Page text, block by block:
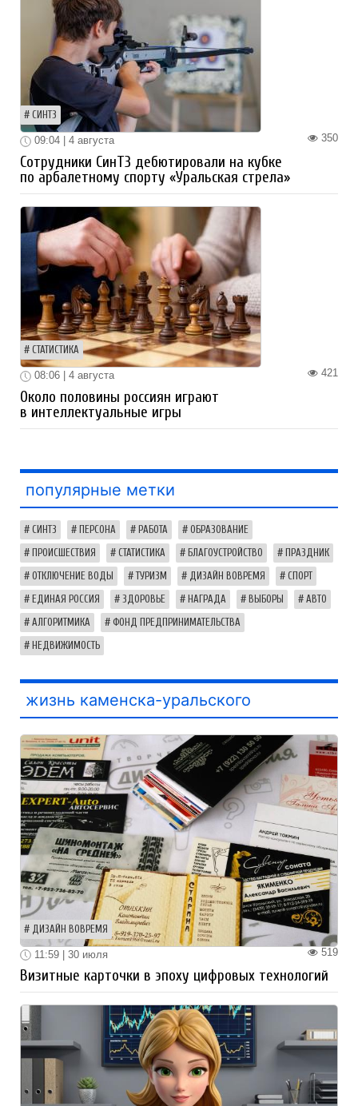
СИНТЗ
350
09:04 | 4 августа
Сотрудники СинТЗ дебютировали на кубке
по арбалетному спорту «Уральская стрела»
СТАТИСТИКА
421
08:06 | 4 августа
Около половины россиян играют
в интеллектуальные игры
популярные метки
СИНТЗ ПЕРСОНА РАБОТА ОБРАЗОВАНИЕ
ПРОИСШЕСТВИЯ СТАТИСТИКА БЛАГОУСТРОЙСТВО ПРАЗДНИК
ОТКЛЮЧЕНИЕ ВОДЫ ТУРИЗМ ДИЗАЙН ВОВРЕМЯ СПОРТ
ЕДИНАЯ РОССИЯ ЗДОРОВЬЕ НАГРАДА ВЫБОРЫ АВТО
АЛГОРИТМИКА ФОНД ПРЕДПРИНИМАТЕЛЬСТВА
НЕДВИЖИМОСТЬ
жизнь каменска-уральского
ДИЗАЙН ВОВРЕМЯ
519
11:59 | 30 июля
Визитные карточки в эпоху цифровых технологий